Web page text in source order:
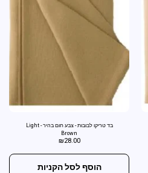
בד טריקו לבובות - צבע חום בהיר - Light
Brown
₪28.00
הוסף לסל הקניות